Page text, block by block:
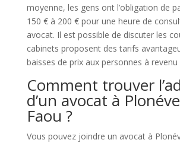
moyenne, les gens ont l’obligation de
150 € à 200 € pour une heure de
avocat. Il est possible de discuter les
cabinets proposent des tarifs
baisses de prix aux personnes à
Comment trouver
d’un avocat à
Faou ?
Vous pouvez joindre un avocat à